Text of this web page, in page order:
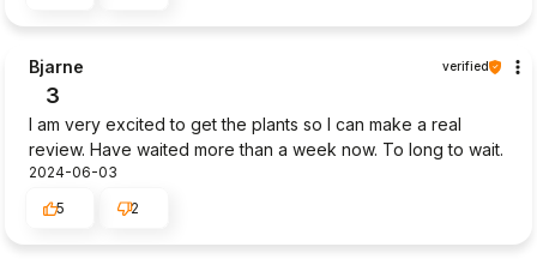
Bjarne verified
3
I am very excited to get the plants so I can make a real
review. Have waited more than a week now. To long to wait.
2024-06-03
5
2